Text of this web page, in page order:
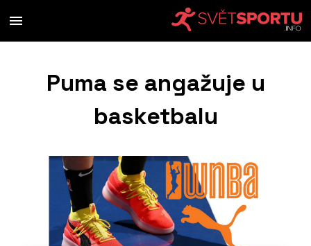
Puma se angažuje u
basketbalu